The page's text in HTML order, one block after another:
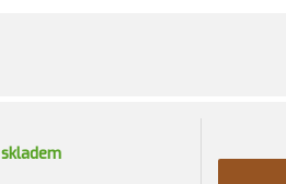
skladem